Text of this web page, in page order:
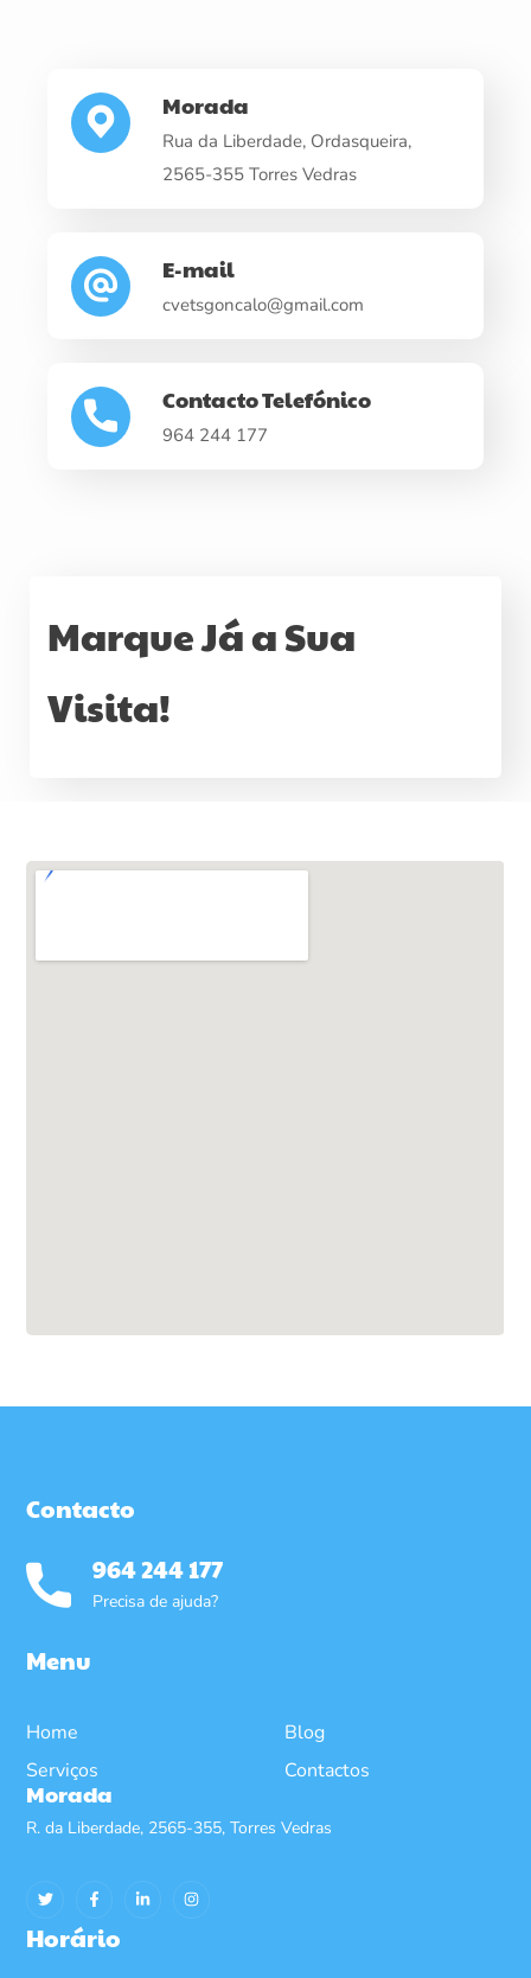
Morada
Rua da Liberdade, Ordasqueira,
2565-355 Torres Vedras
E-mail
cvetsgoncalo@gmail.com
Contacto Telefónico
964 244 177
Marque Já a Sua
Visita!
Contacto
964 244 177
Precisa de ajuda?
Menu
Home
Serviços
Blog
Contactos
Morada
R. da Liberdade, 2565-355, Torres Vedras
Horário